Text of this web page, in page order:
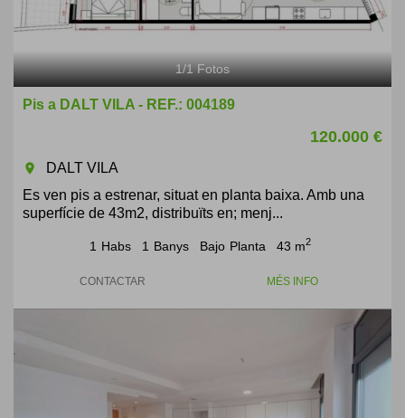
1/1Fotos
Pis a DALT VILA - REF.: 004189
120.000 €
room
DALT VILA
Es ven pis a estrenar, situat en planta baixa. Amb una
superfície de 43m2, distribuïts en; menj...
1 Habs 1 Banys Bajo Planta 43 m2
CONTACTAR MÉS INFO
Next